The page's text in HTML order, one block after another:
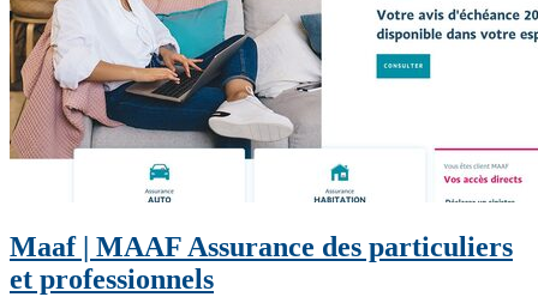
Maaf | MAAF Assurance des par­ticu­liers
et profes­sion­nels